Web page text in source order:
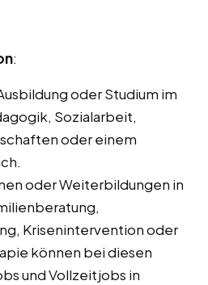
:
oder Studium im
Sozialarbeit,
oder einem
oder Weiterbildungen in
Krisenintervention oder
können bei diesen
und Vollzeitjobs in